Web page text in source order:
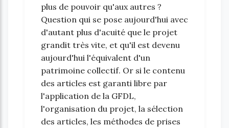
plus de pouvoir qu'aux autres ?
Question qui se pose aujourd'hui avec
d'autant plus d'acuité que le projet
grandit très vite, et qu'il est devenu
aujourd'hui l'équivalent d'un
patrimoine collectif. Or si le contenu
des articles est garanti libre par
l'application de la GFDL,
l'organisation du projet, la sélection
des articles, les méthodes de prises